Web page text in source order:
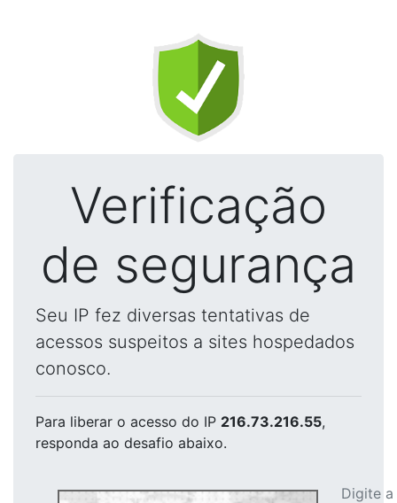
Verificação
de segurança
Seu IP fez diversas tentativas de
acessos suspeitos a sites hospedados
conosco.
Para liberar o acesso do IP 216.73.216.55,
responda ao desafio abaixo.
Digite